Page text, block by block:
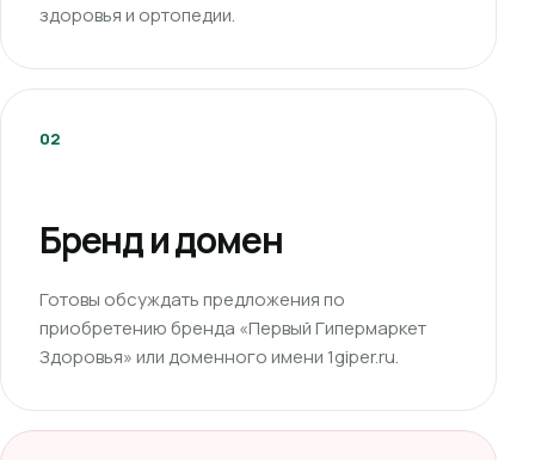
здоровья и ортопедии.
02
Бренд и домен
Готовы обсуждать предложения по
приобретению бренда «Первый Гипермаркет
Здоровья» или доменного имени 1giper.ru.